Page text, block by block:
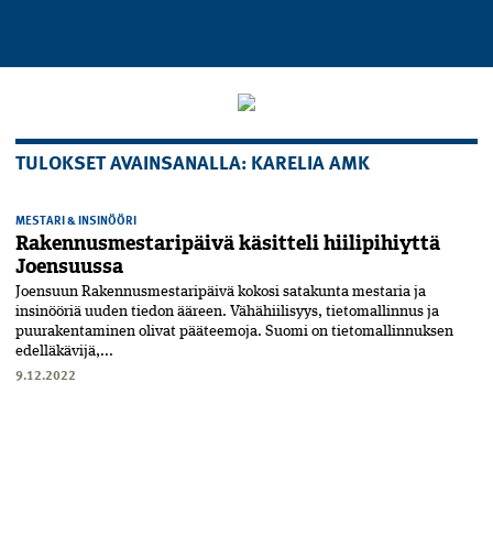
TULOKSET AVAINSANALLA: KARELIA AMK
MESTARI & INSINÖÖRI
Rakennus­mestaripäivä käsitteli hiilipihiyttä
Joensuussa
Joensuun Rakennus­mestaripäivä kokosi satakunta mestaria ja
insinööriä uuden tiedon ääreen. Vähähiilisyys, tietomallinnus ja
puurakentaminen olivat pääteemoja. Suomi on tietomallinnuksen
edelläkävijä,...
9.12.2022